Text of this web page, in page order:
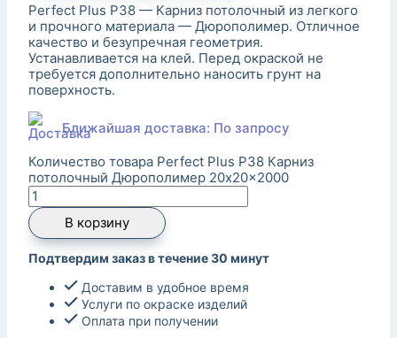
Perfect Plus P38 — Карниз потолочный из легкого
и прочного материала — Дюрополимер. Отличное
качество и безупречная геометрия.
Устанавливается на клей. Перед окраской не
требуется дополнительно наносить грунт на
поверхность.
Ближайшая доставка: По запросу
Количество товара Perfect Plus P38 Карниз
потолочный Дюрополимер 20x20x2000
В корзину
Подтвердим заказ в течение 30 минут
Доставим в удобное время
Услуги по окраске изделий
Оплата при получении